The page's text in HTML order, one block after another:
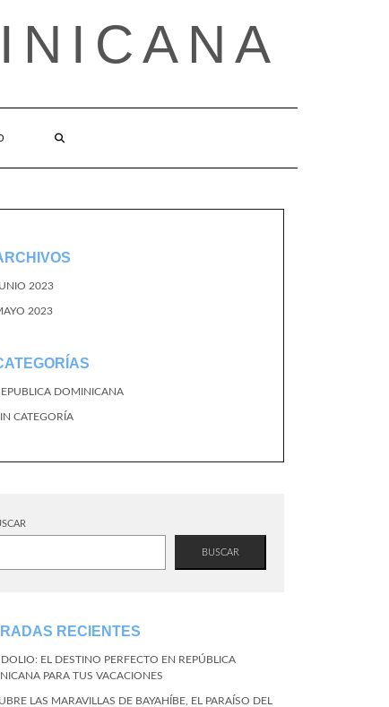
2023
2023
DOMINICANA
CATEGORÍA
BUSCAR
RECIENTES
EL DESTINO PERFECTO EN REPÚBLICA
PARA TUS VACACIONES
LAS MARAVILLAS DE BAYAHÍBE, EL PARAÍSO DEL